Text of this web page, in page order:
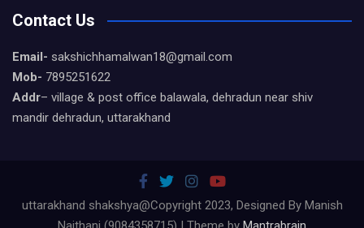
Contact Us
Email- sakshichhamalwan18@gmail.com
Mob- 7895251622
Addr– village & post office balawala, dehradun near shiv
mandir dehradun, uttarakhand
uttarakhand shakshya@Copyright 2023, Designed By Manish